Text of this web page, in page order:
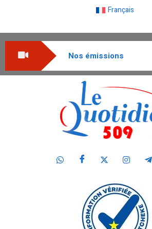
Français
Nos émissions